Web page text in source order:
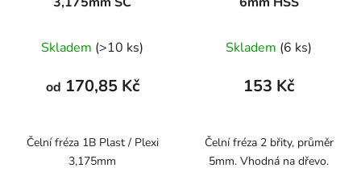
Skladem (>10 ks)
od 170,85 Kč
Čelní fréza 1B Plast / Plexi
3,175mm
Skladem (6 ks)
153 Kč
Čelní fréza 2 břity, průměr
5mm. Vhodná na dřevo.